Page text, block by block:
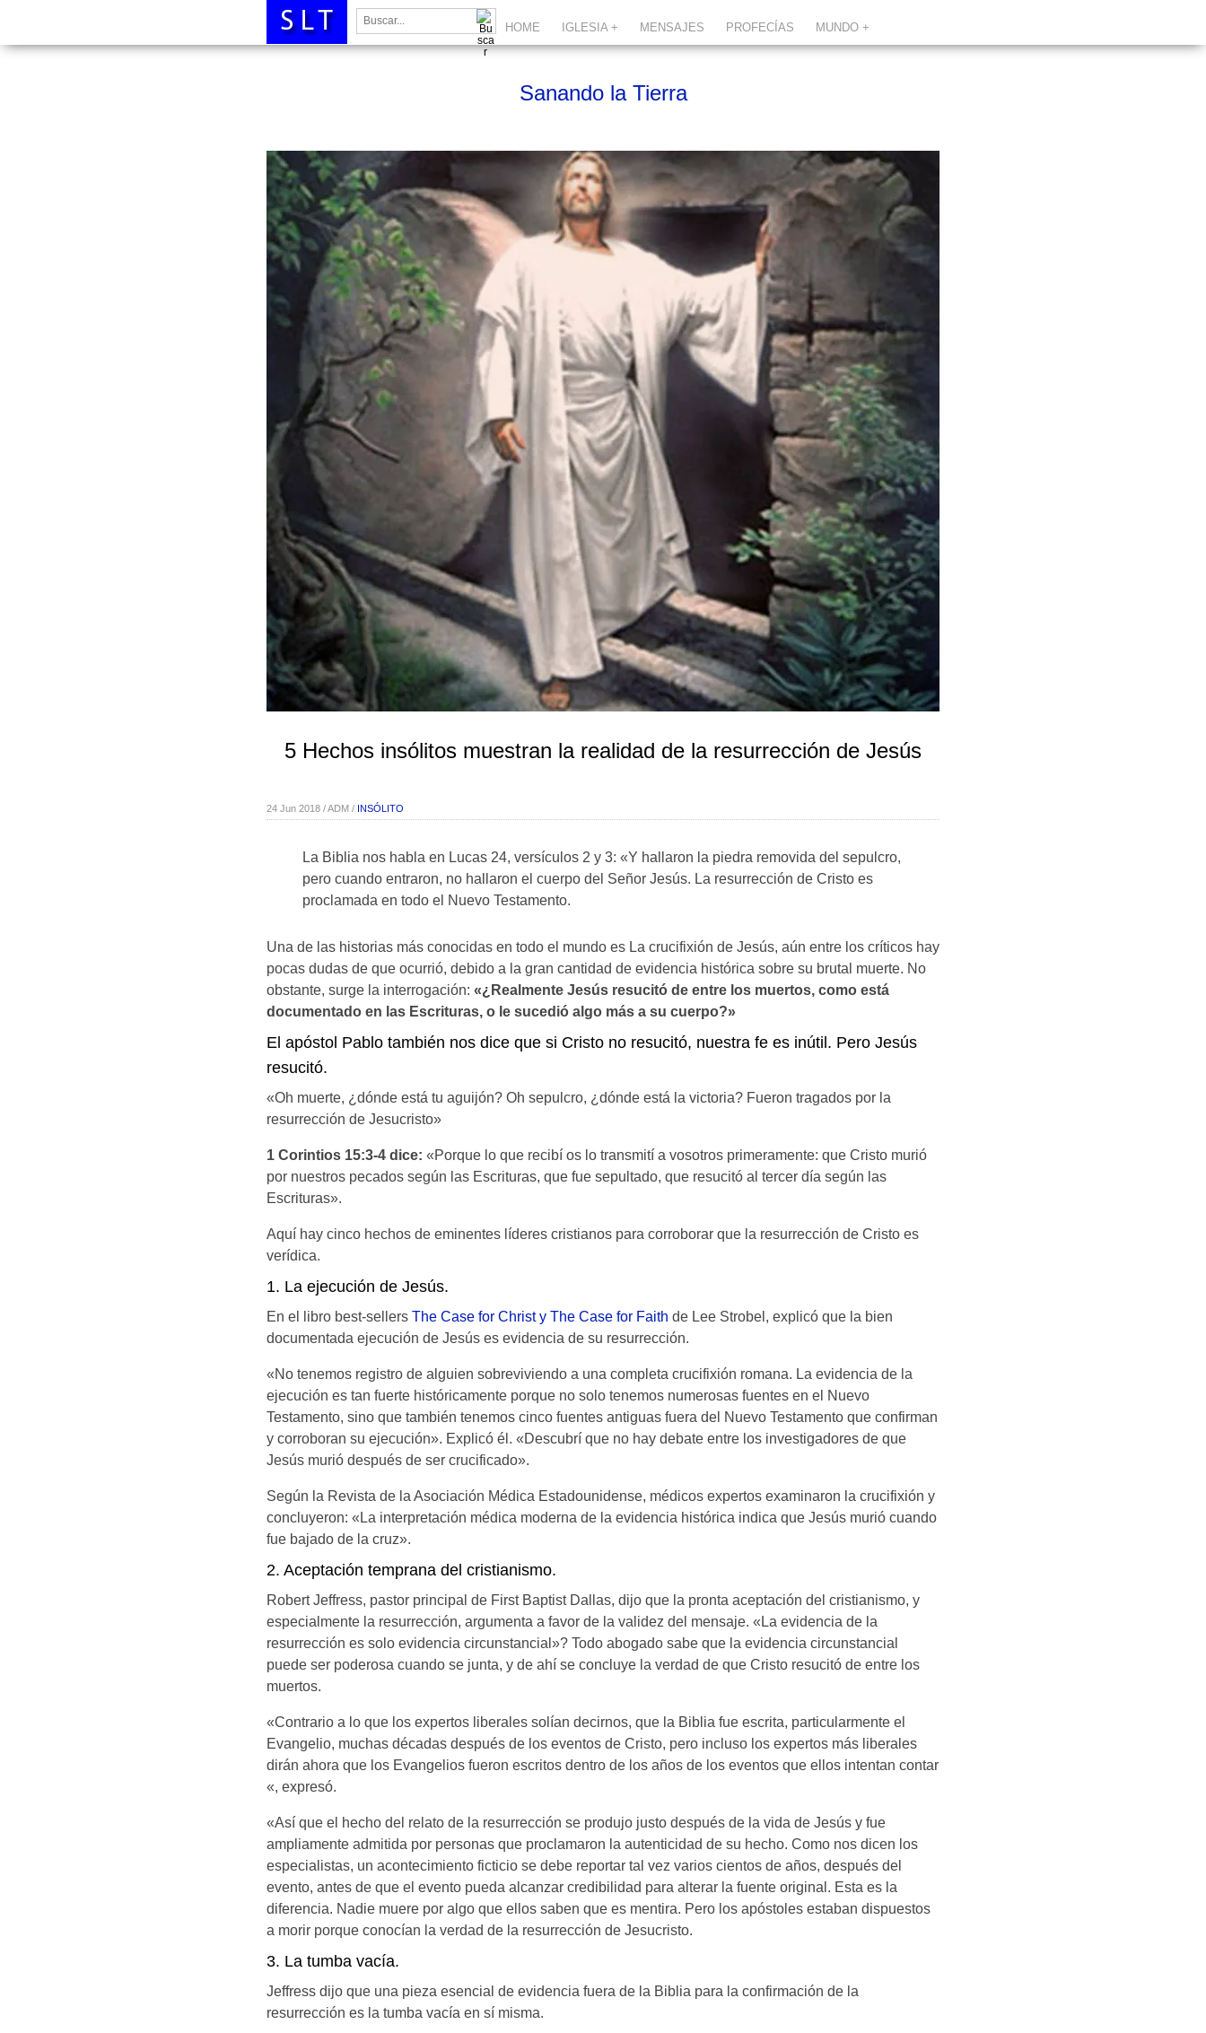
Buscar:
HOME IGLESIA + MENSAJES PROFECÍAS MUNDO +
Sanando la Tierra
5 Hechos insólitos muestran la realidad de la resurrección de Jesús
24 Jun 2018 / ADM / INSÓLITO
La Biblia nos habla en Lucas 24, versículos 2 y 3: «Y hallaron la piedra removida del sepulcro,
pero cuando entraron, no hallaron el cuerpo del Señor Jesús. La resurrección de Cristo es
proclamada en todo el Nuevo Testamento.
Una de las historias más conocidas en todo el mundo es La crucifixión de Jesús, aún entre los críticos hay
pocas dudas de que ocurrió, debido a la gran cantidad de evidencia histórica sobre su brutal muerte. No
obstante, surge la interrogación: «¿Realmente Jesús resucitó de entre los muertos, como está
documentado en las Escrituras, o le sucedió algo más a su cuerpo?»
El apóstol Pablo también nos dice que si Cristo no resucitó, nuestra fe es inútil. Pero Jesús
resucitó.
«Oh muerte, ¿dónde está tu aguijón? Oh sepulcro, ¿dónde está la victoria? Fueron tragados por la
resurrección de Jesucristo»
1 Corintios 15:3-4 dice: «Porque lo que recibí os lo transmití a vosotros primeramente: que Cristo murió
por nuestros pecados según las Escrituras, que fue sepultado, que resucitó al tercer día según las
Escrituras».
Aquí hay cinco hechos de eminentes líderes cristianos para corroborar que la resurrección de Cristo es
verídica.
1. La ejecución de Jesús.
En el libro best-sellers The Case for Christ y The Case for Faith de Lee Strobel, explicó que la bien
documentada ejecución de Jesús es evidencia de su resurrección.
«No tenemos registro de alguien sobreviviendo a una completa crucifixión romana. La evidencia de la
ejecución es tan fuerte históricamente porque no solo tenemos numerosas fuentes en el Nuevo
Testamento, sino que también tenemos cinco fuentes antiguas fuera del Nuevo Testamento que confirman
y corroboran su ejecución». Explicó él. «Descubrí que no hay debate entre los investigadores de que
Jesús murió después de ser crucificado».
Según la Revista de la Asociación Médica Estadounidense, médicos expertos examinaron la crucifixión y
concluyeron: «La interpretación médica moderna de la evidencia histórica indica que Jesús murió cuando
fue bajado de la cruz».
2. Aceptación temprana del cristianismo.
Robert Jeffress, pastor principal de First Baptist Dallas, dijo que la pronta aceptación del cristianismo, y
especialmente la resurrección, argumenta a favor de la validez del mensaje. «La evidencia de la
resurrección es solo evidencia circunstancial»? Todo abogado sabe que la evidencia circunstancial
puede ser poderosa cuando se junta, y de ahí se concluye la verdad de que Cristo resucitó de entre los
muertos.
«Contrario a lo que los expertos liberales solían decirnos, que la Biblia fue escrita, particularmente el
Evangelio, muchas décadas después de los eventos de Cristo, pero incluso los expertos más liberales
dirán ahora que los Evangelios fueron escritos dentro de los años de los eventos que ellos intentan contar
«, expresó.
«Así que el hecho del relato de la resurrección se produjo justo después de la vida de Jesús y fue
ampliamente admitida por personas que proclamaron la autenticidad de su hecho. Como nos dicen los
especialistas, un acontecimiento ficticio se debe reportar tal vez varios cientos de años, después del
evento, antes de que el evento pueda alcanzar credibilidad para alterar la fuente original. Esta es la
diferencia. Nadie muere por algo que ellos saben que es mentira. Pero los apóstoles estaban dispuestos
a morir porque conocían la verdad de la resurrección de Jesucristo.
3. La tumba vacía.
Jeffress dijo que una pieza esencial de evidencia fuera de la Biblia para la confirmación de la
resurrección es la tumba vacía en sí misma.